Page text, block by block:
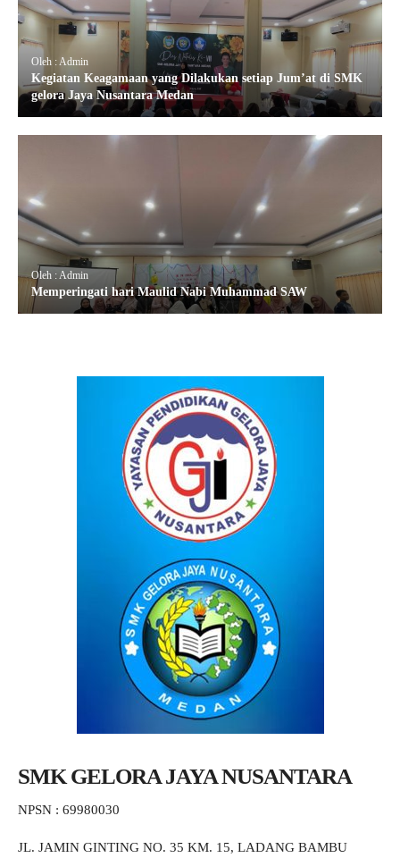
Oleh : Admin
Kegiatan Keagamaan yang Dilakukan setiap Jum’at di SMK
gelora Jaya Nusantara Medan
Oleh : Admin
Memperingati hari Maulid Nabi Muhammad SAW
SMK GELORA JAYA NUSANTARA
NPSN : 69980030
JL. JAMIN GINTING NO. 35 KM. 15, LADANG BAMBU